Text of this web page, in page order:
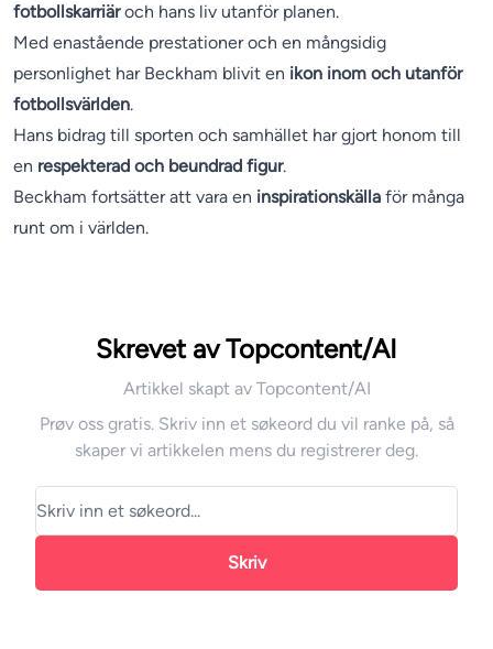
fotbollskarriäroch hans liv utanför planen.
Med enastående prestationer och en mångsidig
personlighet har Beckham blivit en ikon inom och utanför
fotbollsvärlden.
Hans bidrag till sporten och samhället har gjort honom till
en respekterad och beundrad figur.
Beckham fortsätter att vara en inspirationskälla för många
runt om i världen.
Skrevet av Topcontent/AI
Artikkel skapt av Topcontent/AI
Prøv oss gratis. Skriv inn et søkeord du vil ranke på, så
skaper vi artikkelen mens du registrerer deg.
Skriv